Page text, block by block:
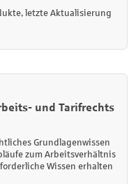
letzte Aktualisierung
und Tarifrechts
Grundlagenwissen
zum Arbeitsverhältnis
Wissen erhalten